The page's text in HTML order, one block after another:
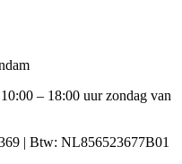
– 18:00 uur zondag van
| Btw: NL856523677B01